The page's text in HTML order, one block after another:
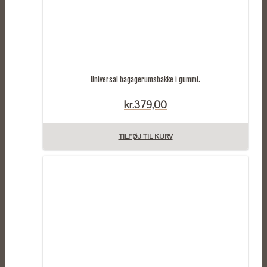
Universal bagagerumsbakke i gummi.
kr.379,00
TILFØJ TIL KURV